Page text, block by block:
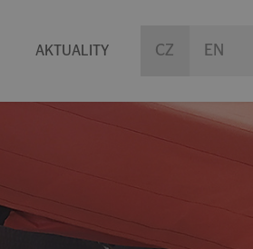
AKTUALITY CZ (current)
EN